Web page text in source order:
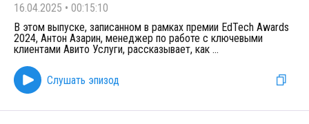
16.04.2025 • 00:15:10
В этом выпуске, записанном в рамках премии EdTech Awards
2024, Антон Азарин, менеджер по работе с ключевыми
клиентами Авито Услуги, рассказывает, как ...
Слушать эпизод